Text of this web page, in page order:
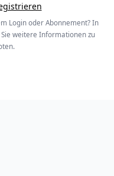
Login oder Abonnement? In
weitere Informationen zu